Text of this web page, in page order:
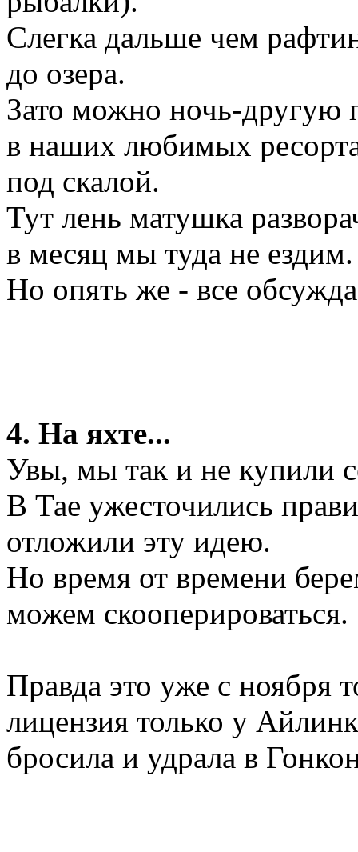
Слегка дальше чем
до озера.
Зато можно ночь-другую
в наших любимых
под скалой.
Тут лень матушка
в месяц мы туда не ездим.
Но опять же - все
4. На яхте...
Увы, мы так и не купили
В Тае ужесточились
отложили эту идею.
Но время от времени
можем скооперироваться.
Правда это уже с ноября
лицензия только у
бросила и удрала в